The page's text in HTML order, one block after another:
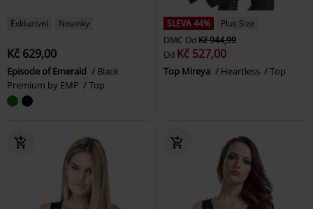
Exkluzivní Novinky
Kč 629,00
Episode of Emerald
Black
Premium by EMP
Top
SLEVA 44%
Plus Size
DMC Od Kč 944,99
Od Kč 527,00
Top Mireya Heartless Top